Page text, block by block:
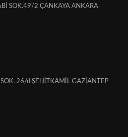
SOK.49/2 ÇANKAYA ANKARA
26/d ŞEHİTKAMİL GAZİANTEP